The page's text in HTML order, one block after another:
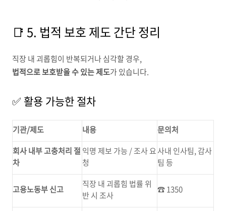
📑 5. 법적 보호 제도 간단 정리
직장 내 괴롭힘이 반복되거나 심각할 경우,
법적으로 보호받을 수 있는 제도가 있습니다.
✅ 활용 가능한 절차
기관/제도 내용
문의처
회사 내부 고충처리 절
차
익명 제보 가능 / 조사 요
청
사내 인사팀, 감사
팀 등
고용노동부 신고
직장 내 괴롭힘 법률 위
반 시 조사
☎️ 1350